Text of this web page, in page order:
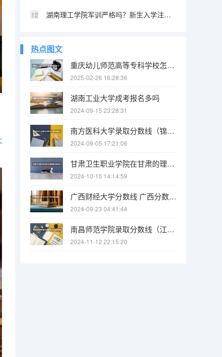
湖南理工学院军训严格吗？新生入学注意事项汇总
热点图文
重庆幼儿师范高等专科学校怎么样 专业和录取分数线介绍
2025-02-26 16:28:36
湖南工业大学成考报名多吗
2024-09-15 23:28:31
南方医科大学录取分数线（锦州医科大学复试分数线）
2024-09-05 17:21:06
甘肃卫生职业学院在甘肃的理科录取分数线最低分多少？
2024-10-15 14:14:59
广西财经大学分数线 广西分数线最低的二本大学
2024-09-23 04:41:44
南昌师范学院录取分数线（江苏省各高校录取分数）
2024-11-12 22:15:20